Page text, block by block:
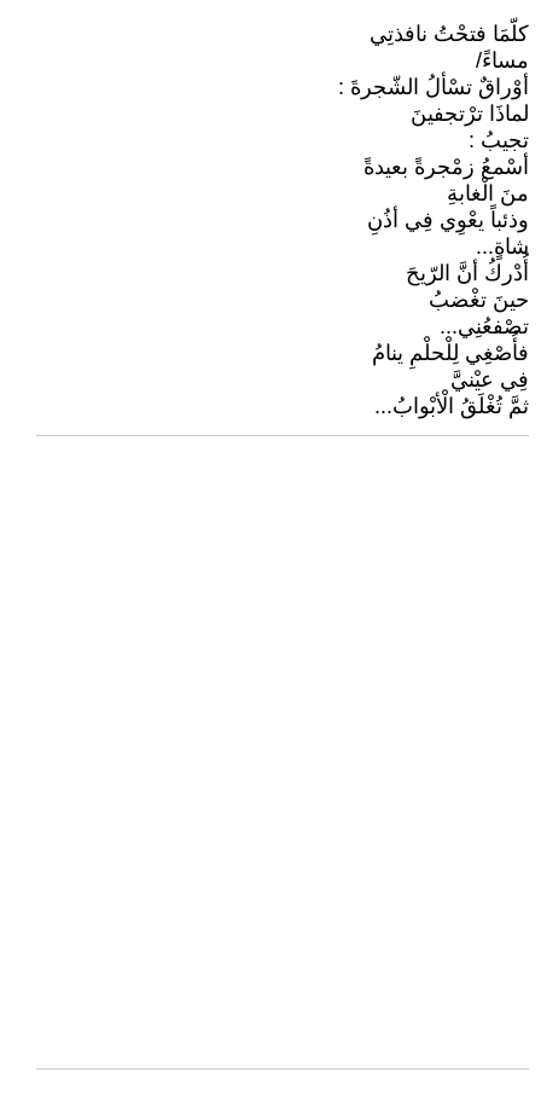
كلّمَا فتحْتُ نافذتِي
مساءً/
أوْراقٌ تسْألُ الشّجرةَ :
لماذَا ترْتجفينَ
تجيبُ :
أسْمعُ زمْجرةً بعيدةً
منَ الْغابةِ
وذئباً يعْوِي فِي أذُنِ
شاةٍ...
أُدْركُ أنَّ الرّيحَ
حينَ تغْضبُ
تصْفعُنِي...
فأُصْغِي لِلْحلْمِ ينامُ
فِي عيْنيَّ
ثمَّ تُغْلَقُ الْأبْوابُ...